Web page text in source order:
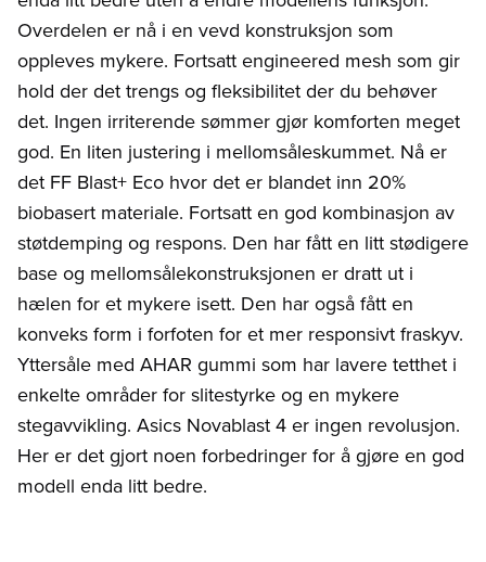
Overdelen er nå i en vevd konstruksjon som
oppleves mykere. Fortsatt engineered mesh som gir
hold der det trengs og fleksibilitet der du behøver
det. Ingen irriterende sømmer gjør komforten meget
god. En liten justering i mellomsåleskummet. Nå er
det FF Blast+ Eco hvor det er blandet inn 20%
biobasert materiale. Fortsatt en god kombinasjon av
støtdemping og respons. Den har fått en litt stødigere
base og mellomsålekonstruksjonen er dratt ut i
hælen for et mykere isett. Den har også fått en
konveks form i forfoten for et mer responsivt fraskyv.
Yttersåle med AHAR gummi som har lavere tetthet i
enkelte områder for slitestyrke og en mykere
stegavvikling. Asics Novablast 4 er ingen revolusjon.
Her er det gjort noen forbedringer for å gjøre en god
modell enda litt bedre.